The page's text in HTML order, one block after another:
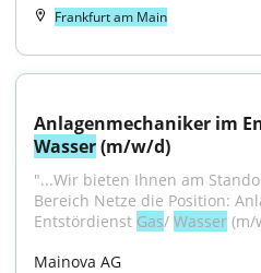
Frankfurt am Main
Anlagenmechaniker im
Wasser (m/w/d)
"...Wir bieten Ihnen am
Bereich Netze die Position:
Entstördienst Gas/ Wasser (m/
Mainova AG